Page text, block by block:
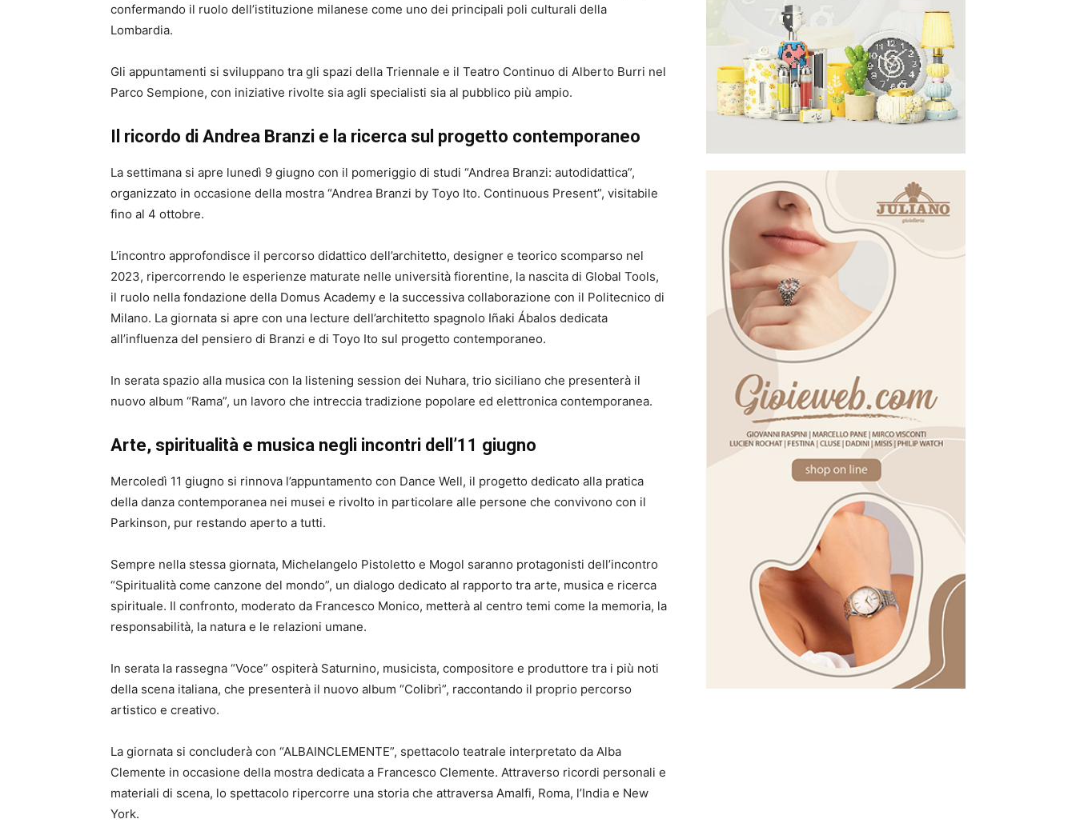
confermando il ruolo dell’istituzione milanese come uno dei principali poli culturali della
Lombardia.
Gli appuntamenti si sviluppano tra gli spazi della Triennale e il Teatro Continuo di Alberto Burri nel
Parco Sempione, con iniziative rivolte sia agli specialisti sia al pubblico più ampio.
Il ricordo di Andrea Branzi e la ricerca sul progetto contemporaneo
La settimana si apre lunedì 9 giugno con il pomeriggio di studi “Andrea Branzi: autodidattica”,
organizzato in occasione della mostra “Andrea Branzi by Toyo Ito. Continuous Present”, visitabile
fino al 4 ottobre.
L’incontro approfondisce il percorso didattico dell’architetto, designer e teorico scomparso nel
2023, ripercorrendo le esperienze maturate nelle università fiorentine, la nascita di Global Tools,
il ruolo nella fondazione della Domus Academy e la successiva collaborazione con il Politecnico di
Milano. La giornata si apre con una lecture dell’architetto spagnolo Iñaki Ábalos dedicata
all’influenza del pensiero di Branzi e di Toyo Ito sul progetto contemporaneo.
In serata spazio alla musica con la listening session dei Nuhara, trio siciliano che presenterà il
nuovo album “Rama”, un lavoro che intreccia tradizione popolare ed elettronica contemporanea.
Arte, spiritualità e musica negli incontri dell’11 giugno
Mercoledì 11 giugno si rinnova l’appuntamento con Dance Well, il progetto dedicato alla pratica
della danza contemporanea nei musei e rivolto in particolare alle persone che convivono con il
Parkinson, pur restando aperto a tutti.
Sempre nella stessa giornata, Michelangelo Pistoletto e Mogol saranno protagonisti dell’incontro
“Spiritualità come canzone del mondo”, un dialogo dedicato al rapporto tra arte, musica e ricerca
spirituale. Il confronto, moderato da Francesco Monico, metterà al centro temi come la memoria, la
responsabilità, la natura e le relazioni umane.
In serata la rassegna “Voce” ospiterà Saturnino, musicista, compositore e produttore tra i più noti
della scena italiana, che presenterà il nuovo album “Colibrì”, raccontando il proprio percorso
artistico e creativo.
La giornata si concluderà con “ALBAINCLEMENTE”, spettacolo teatrale interpretato da Alba
Clemente in occasione della mostra dedicata a Francesco Clemente. Attraverso ricordi personali e
materiali di scena, lo spettacolo ripercorre una storia che attraversa Amalfi, Roma, l’India e New
York.